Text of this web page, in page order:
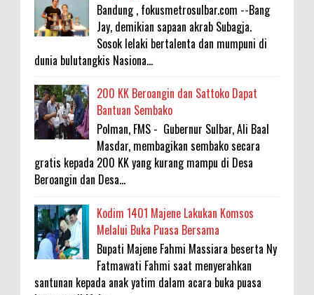
Bandung , fokusmetrosulbar.com --Bang
Jay, demikian sapaan akrab Subagja.
Sosok lelaki bertalenta dan mumpuni di
dunia bulutangkis Nasiona...
200 KK Beroangin dan Sattoko Dapat
Bantuan Sembako
Polman, FMS - Gubernur Sulbar, Ali Baal
Masdar, membagikan sembako secara
gratis kepada 200 KK yang kurang mampu di Desa
Beroangin dan Desa...
Kodim 1401 Majene Lakukan Komsos
Melalui Buka Puasa Bersama
Bupati Majene Fahmi Massiara beserta Ny
Fatmawati Fahmi saat menyerahkan
santunan kepada anak yatim dalam acara buka puasa